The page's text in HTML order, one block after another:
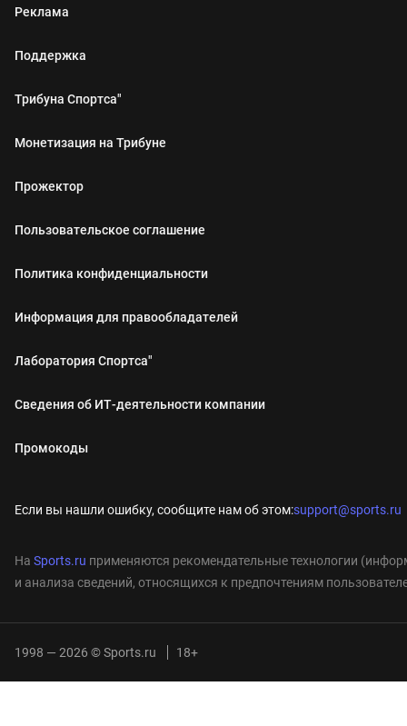
Реклама
Поддержка
Трибуна Спортса"
Монетизация на Трибуне
Прожектор
Пользовательское соглашение
Политика конфиденциальности
Информация для правообладателей
Лаборатория Спортса"
Сведения об ИТ‑деятельности компании
Промокоды
Если вы нашли ошибку, сообщите нам об этом:support@sports.ru
На Sports.ru применяются рекомендательные технологии
и анализа сведений, относящихся к предпочтениям
1998 — 2026 © Sports.ru 18+